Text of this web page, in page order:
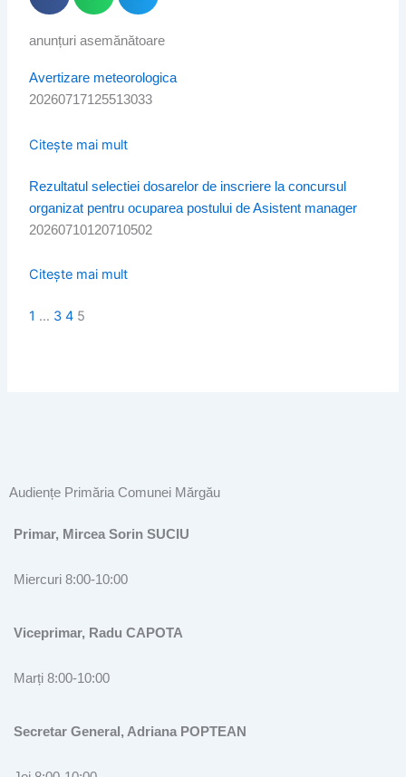
anunțuri asemănătoare
Avertizare meteorologica
20260717125513033
Citește mai mult
Rezultatul selectiei dosarelor de inscriere la concursul
organizat pentru ocuparea postului de Asistent manager
20260710120710502
Citește mai mult
Page
1 …
Page
3
Page
4
Page
5
Audiențe Primăria Comunei Mărgău
Primar, Mircea Sorin SUCIU
Miercuri 8:00-10:00
Viceprimar, Radu CAPOTA
Marți 8:00-10:00
Secretar General, Adriana POPTEAN